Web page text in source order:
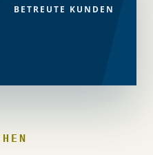
BETREUTE KUNDEN